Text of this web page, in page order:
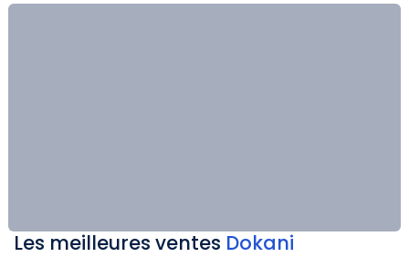
Les meilleures ventes Dokani